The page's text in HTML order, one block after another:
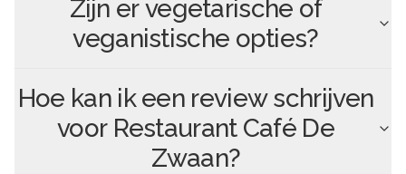
Zijn er vegetarische of
veganistische opties?
Hoe kan ik een review schrijven
voor Restaurant Café De
Zwaan?